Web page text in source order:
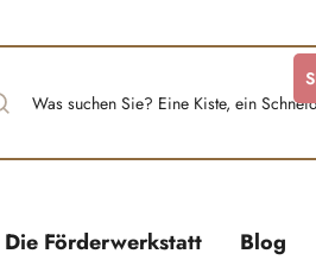
Die Förderwerkstatt Blog